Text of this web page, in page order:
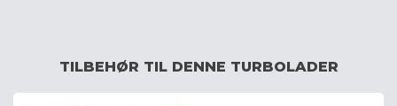
TILBEHØR TIL DENNE TURBOLADER